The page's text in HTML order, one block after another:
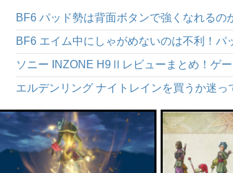
ソニー INZONE H9Ⅱレビューまとめ！ゲ
エルデンリング ナイトレインを買うか迷